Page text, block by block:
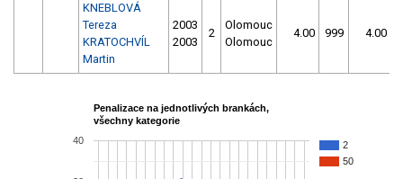
KNEBLOVÁ
Tereza
KRATOCHVÍL
Martin
2003
2003
2
Olomouc
Olomouc
4.00 999 4.00
Penalizace na jednotlivých brankách,
všechny kategorie
2
50
40